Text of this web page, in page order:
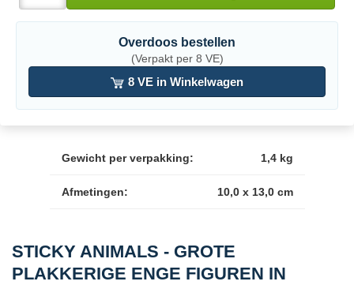
Overdoos bestellen
(Verpakt per 8 VE)
8 VE in Winkelwagen
Gewicht per verpakking: 1,4 kg
Afmetingen: 10,0 x 13,0 cm
STICKY ANIMALS - GROTE
PLAKKERIGE ENGE FIGUREN IN